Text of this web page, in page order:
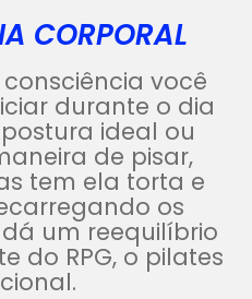
CORPORAL
você
durante o dia
ideal ou
de pisar,
tem ela torta e
os
um reequilíbrio
do RPG, o pilates